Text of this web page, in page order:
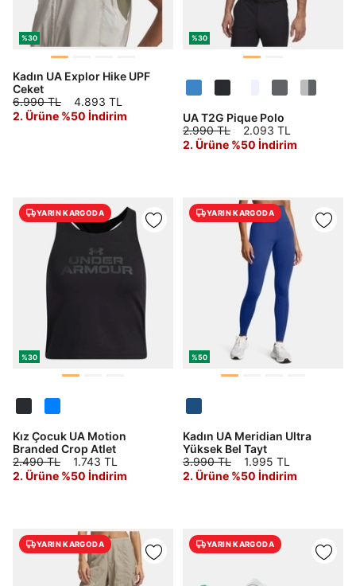
%30
Kadın UA Explor Hike UPF
Ceket
6.990 TL
4.893 TL
2. Ürüne %50 İndirim
%30
UA T2G Pique Polo
2.990 TL
2.093 TL
2. Ürüne %50 İndirim
%30
YARIN KARGODA
Kız Çocuk UA Motion
Branded Crop Atlet
2.490 TL
1.743 TL
2. Ürüne %50 İndirim
%50
YARIN KARGODA
Kadın UA Meridian Ultra
Yüksek Bel Tayt
3.990 TL
1.995 TL
2. Ürüne %50 İndirim
YARIN KARGODA YARIN KARGODA